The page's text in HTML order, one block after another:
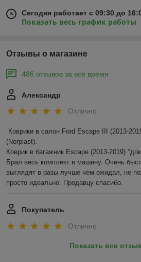
Сегодня работает с 09:30 до
Показать весь график работы
Отзывы о магазине
486 отзывов за всё время
Александр
Отлично
Коврики в салон Ford Escape III (2013-
(Norplast).
Коврик в багажник Escape (2013-2019)
Брал весь комплект в машину. Очень
выглядят в разы лучше чем ожидал, не
просто идеально. Продавцу спасибо.
Покупатель
Отлично
Показать все